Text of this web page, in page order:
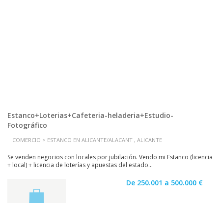
Estanco+Loterias+Cafeteria-heladeria+Estudio-
Fotográfico
COMERCIO > ESTANCO EN ALICANTE/ALACANT , ALICANTE
Se venden negocios con locales por jubilación. Vendo mi Estanco (licencia
+ local) + licencia de loterías y apuestas del estado...
De 250.001 a 500.000 €